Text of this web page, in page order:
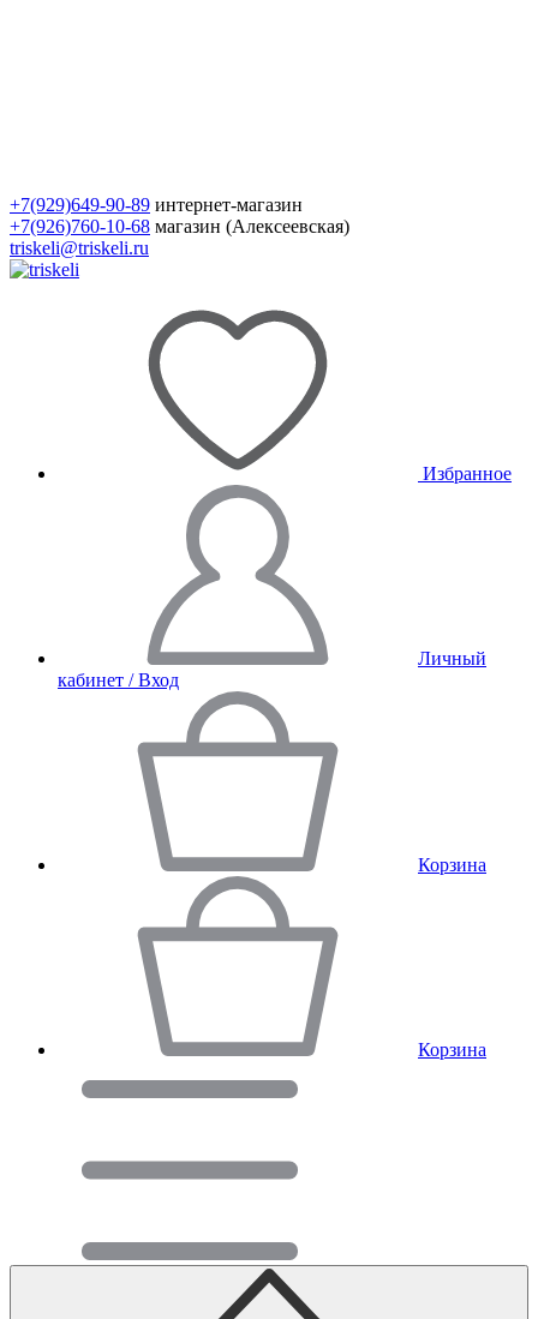
+7(929)649-90-89 интернет-магазин
+7(926)760-10-68 магазин (Алексеевская)
triskeli@triskeli.ru
Избранное
Личный
кабинет / Вход
Корзина
Корзина